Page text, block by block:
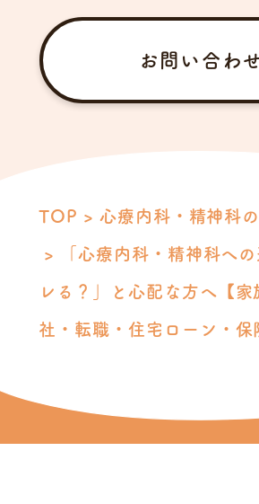
お問い合わ
TOP 心療内科・精神科
「心療内科・精神科へ
レる？」と心配な方へ【家
社・転職・住宅ローン・保